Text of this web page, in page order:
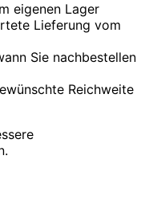
eigenen Lager
Lieferung vom
Sie nachbestellen
Reichweite